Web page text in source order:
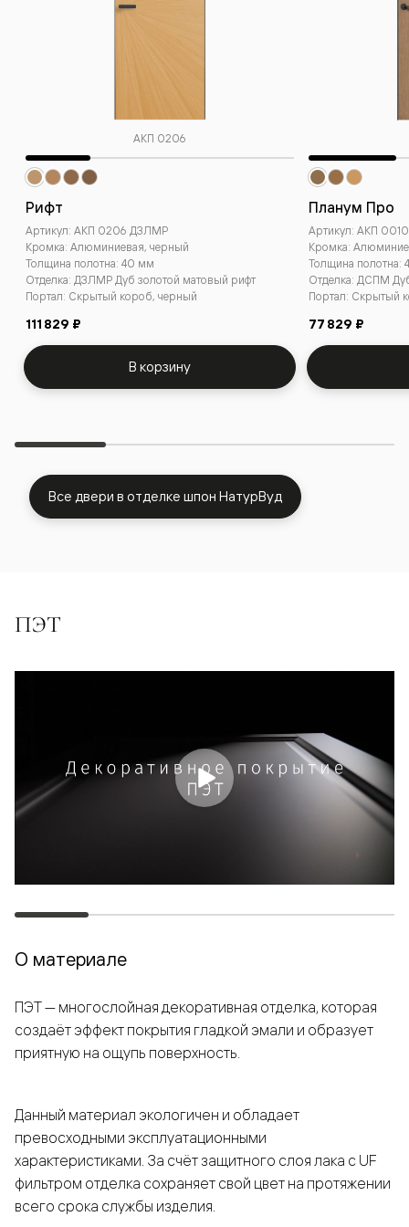
АКП 0206
Рифт
Артикул: АКП 0206 ДЗЛМР
Кромка: Алюминиевая, черный
Толщина полотна: 40 мм
Отделка: ДЗЛМР Дуб золотой матовый рифт
Портал: Скрытый короб, черный
111 829 ₽
В корзину
Планум Про
Артикул: АКП
Кромка:
Толщина полотна:
Отделка: ДСПМ
Портал: Скрытый
77 829 ₽
Все двери в отделке шпон НатурВуд
ПЭТ
О материале
ПЭТ — многослойная декоративная отделка, которая
создаёт эффект покрытия гладкой эмали и образует
приятную на ощупь поверхность.
Данный материал экологичен и обладает
превосходными эксплуатационными
характеристиками. За счёт защитного слоя лака с UF
фильтром отделка сохраняет свой цвет на протяжении
всего срока службы изделия.